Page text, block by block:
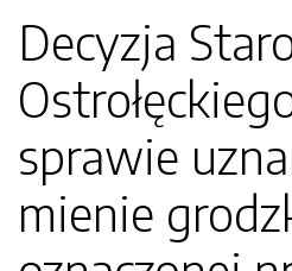
Decyzja
sprawie
mienie